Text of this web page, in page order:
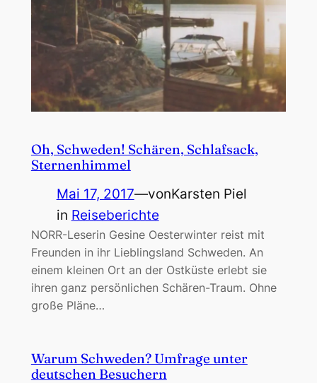
Oh, Schweden! Schären, Schlafsack,
Sternenhimmel
Mai 17, 2017—vonKarsten Piel
in Reiseberichte
NORR-Leserin Gesine Oesterwinter reist mit
Freunden in ihr Lieblingsland Schweden. An
einem kleinen Ort an der Ostküste erlebt sie
ihren ganz persönlichen Schären-Traum. Ohne
große Pläne…
Warum Schweden? Umfrage unter
deutschen Besuchern